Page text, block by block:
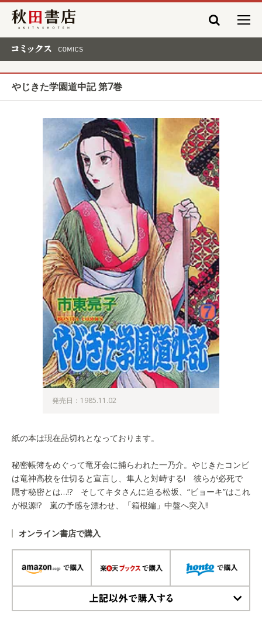
秋田書店
やじきた学園道中記 第7巻
発売日：1985.11.02
紙の本は現在品切れとなっております。
秘密帳簿をめぐって竜牙会に捕らわれた一乃介。やじきたコンビ
は竜神高校を仕切ると宣言し、隼人と対峙する! 彼らが必死で
隠す秘密とは…!? そしてキタさんに迫る松坂、“ビョーキ”はこれ
が根源!? 嵐の予感を漂わせ、「箱根編」中盤へ突入!!
オンライン書店で購入